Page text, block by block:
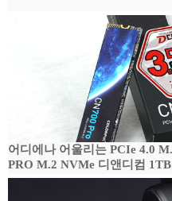
어디에나 어울리는 PCIe 4.0
PRO M.2 NVMe 디앤디컴 1TB